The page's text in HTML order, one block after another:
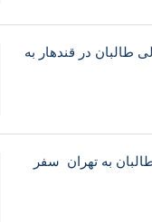
طالبان در قندهار به
به تهران سفر